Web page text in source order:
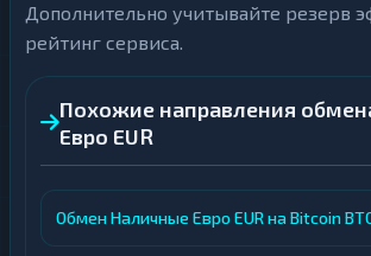
Дополнительно учитывайте резерв
рейтинг сервиса.
Похожие направления
Евро EUR
Обмен Наличные Евро EUR на Bitcoin